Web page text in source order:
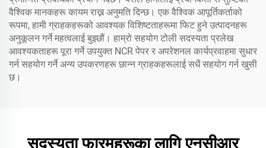
वैश्विक मानकहरू कायम राख्न अनुमति दिन्छ। एक वैश्विक आपूर्तिकर्ताको
रूपमा, हामी ग्राहकहरूको आवश्यक विशिष्टताहरूमा फिट हुने उत्पादनहरू
अनुकूलन गर्ने महत्वलाई बुझ्छौं। हाम्रो सहयोग टोली सदस्यता प्रलेख
आवश्यकताहरू पूरा गर्ने उपयुक्त NCR पेपर र अपरेशनल कार्यप्रवाहमा सुधार
गर्न सहयोग गर्ने अन्य उपकरणहरू छान्न ग्राहकहरूलाई सधैं सहयोग गर्न खुसी
छ।
सदस्यता फारमहरूका लागि एनसीआर